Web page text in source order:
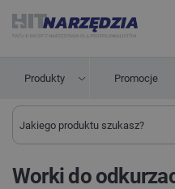
Produkty Promocje
Worki do